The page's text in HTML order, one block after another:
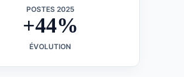
POSTES 2025
+44%
ÉVOLUTION